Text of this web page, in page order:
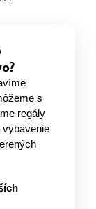
s
regály
vybavenie